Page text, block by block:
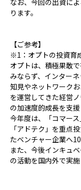
ります。
【ご参考】
※1：オプトの投資育
オプトは、積極果敢
みならず、インター
知見やネットワーク
を運営してきた経営
の加速度的成長を支援
今年度は、「コマー
「アドテク」を重点
たベンチャー企業へ
また、今後インキュ
の活動を国内外で実施